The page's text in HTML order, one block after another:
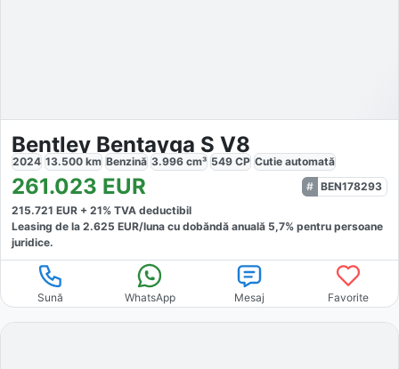
Bentley Bentayga S V8
2024 13.500 km Benzină 3.996 cm³ 549 CP Cutie automată
261.023 EUR
BEN178293
215.721 EUR + 21% TVA deductibil
Leasing de la 2.625 EUR/luna cu dobăndă anuală 5,7% pentru persoane
juridice.
Sună WhatsApp Mesaj Favorite